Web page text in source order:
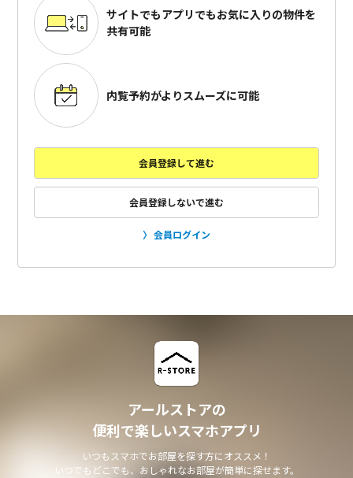
サイトでもアプリでもお気に入りの物件を
共有可能
内覧予約がよりスムーズに可能
会員登録して進む
会員登録しないで進む
会員ログイン
アールストアの
便利で楽しいスマホアプリ
いつもスマホでお部屋を探す方にオススメ！
いつでもどこでも、おしゃれなお部屋が簡単に探せます。